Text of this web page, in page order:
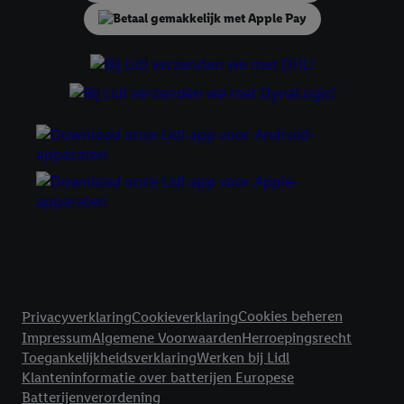
PrivacyverklaringCookieverklaringCookies beheren
ImpressumAlgemene VoorwaardenHerroepingsrecht
ToegankelijkheidsverklaringWerken bij Lidl
Klanteninformatie over batterijen Europese
Batterijenverordening
door Criteo S.A. aan jou zijn toegewezen.
advertenties worden weergegeven voor producten waarin je
eerder interesse hebt getoond (bijvoorbeeld door het product
niet te kopen). De retargeting advertenties kunnen op
verschillende eindapparaten en binnen verschillende Lidl-
diensten worden weergegeven, als verschillende eindapparaten
en Lidl-diensten, met behulp van jouw gehashte e-mailadres en
gegevensverwerking.
Door te klikken op "Weigeren", kies je voor de optie dat er enkel
technisch noodzakelijke cookies en vergelijkbare technieken
worden gebruikt.